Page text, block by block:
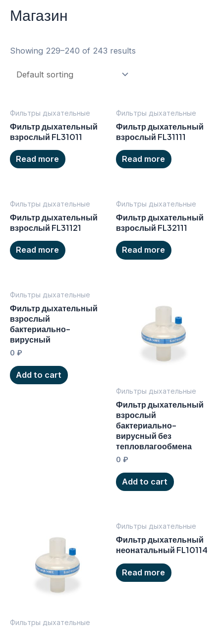
Магазин
Showing 229–240 of 243 results
Фильтры дыхательные
Фильтр дыхательный
взрослый FL31011
Read more
Фильтры дыхательные
Фильтр дыхательный
взрослый FL31111
Read more
Фильтры дыхательные
Фильтр дыхательный
взрослый FL31121
Read more
Фильтры дыхательные
Фильтр дыхательный
взрослый FL32111
Read more
Фильтры дыхательные
Фильтр дыхательный
взрослый
бактериально-
вирусный
0 ₽
Add to cart
Фильтры дыхательные
Фильтр дыхательный
взрослый
бактериально-
вирусный без
тепловлагообмена
0 ₽
Add to cart
Фильтры дыхательные
Фильтры дыхательные
Фильтр дыхательный
неонатальный FL10114
Read more